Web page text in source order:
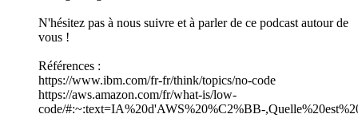
N'hésitez pas à nous suivre et à parler de ce podcast autour de
vous !
Références :
https://www.ibm.com/fr-fr/think/topics/no-code
https://aws.amazon.com/fr/what-is/low-
code/#:~:text=IA%20d'AWS%20%C2%BB-